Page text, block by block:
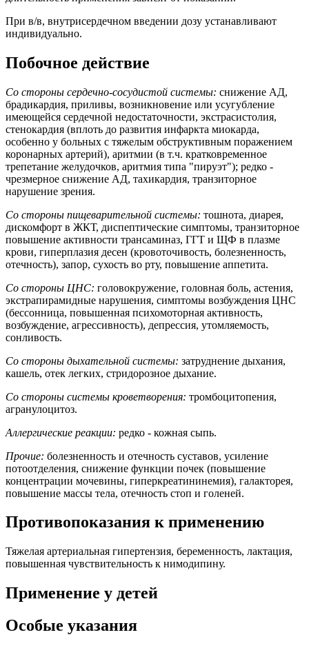
При в/в, внутрисердечном введении дозу устанавливают
индивидуально.
Побочное действие
Со стороны сердечно-сосудистой системы: снижение АД,
брадикардия, приливы, возникновение или усугубление
имеющейся сердечной недостаточности, экстрасистолия,
стенокардия (вплоть до развития инфаркта миокарда,
особенно у больных с тяжелым обструктивным поражением
коронарных артерий), аритмии (в т.ч. кратковременное
трепетание желудочков, аритмия типа "пируэт"); редко -
чрезмерное снижение АД, тахикардия, транзиторное
нарушение зрения.
Со стороны пищеварительной системы: тошнота, диарея,
дискомфорт в ЖКТ, диспептические симптомы, транзиторное
повышение активности трансаминаз, ГГТ и ЩФ в плазме
крови, гиперплазия десен (кровоточивость, болезненность,
отечность), запор, сухость во рту, повышение аппетита.
Со стороны ЦНС: головокружение, головная боль, астения,
экстрапирамидные нарушения, симптомы возбуждения ЦНС
(бессонница, повышенная психомоторная активность,
возбуждение, агрессивность), депрессия, утомляемость,
сонливость.
Со стороны дыхательной системы: затруднение дыхания,
кашель, отек легких, стридорозное дыхание.
Со стороны системы кроветворения: тромбоцитопения,
агранулоцитоз.
Аллергические реакции: редко - кожная сыпь.
Прочие: болезненность и отечность суставов, усиление
потоотделения, снижение функции почек (повышение
концентрации мочевины, гиперкреатининемия), галакторея,
повышение массы тела, отечность стоп и голеней.
Противопоказания к применению
Тяжелая артериальная гипертензия, беременность, лактация,
повышенная чувствительность к нимодипину.
Применение у детей
Особые указания